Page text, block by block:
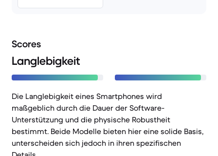
Scores
Langlebigkeit
Die Langlebigkeit eines Smartphones wird
maßgeblich durch die Dauer der Software-
Unterstützung und die physische Robustheit
bestimmt. Beide Modelle bieten hier eine solide Basis,
unterscheiden sich jedoch in ihren spezifischen